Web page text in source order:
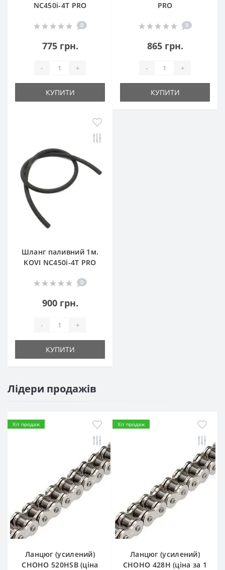
NC450i-4Т PRO
0
775 грн.
- +
КУПИТИ
PRO
0
865 грн.
- +
КУПИТИ
Шланг паливний 1м.
KOVI NC450i-4Т PRO
0
900 грн.
- +
КУПИТИ
Лідери продажів
Хіт продаж
Ланцюг (усилений)
СHOHO 520HSB (ціна
Хіт продаж
Ланцюг (усилений)
СHOHO 428H (ціна за 1